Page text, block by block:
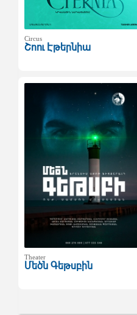
Circus
Շոու Էթերնիա
Theater
Մեծն Գեթսբին